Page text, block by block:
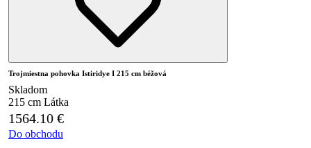
Trojmiestna pohovka Istiridye I 215 cm béžová
Skladom
215 cm Látka
1564.10 €
Do obchodu